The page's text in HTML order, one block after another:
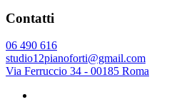
Contatti
06 490 616
studio12pianoforti@gmail.com
Via Ferruccio 34 - 00185 Roma